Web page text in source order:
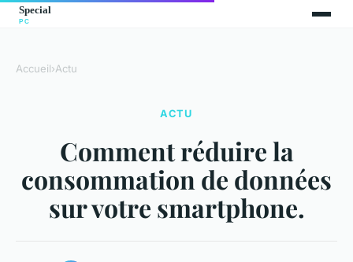
Accueil›Actu
ACTU
Comment réduire la
consommation de données
sur votre smartphone.